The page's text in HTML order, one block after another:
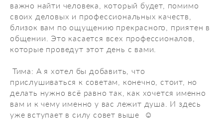
важно найти человека, который будет, помимо
своих деловых и профессиональных качеств,
близок вам по ощущению прекрасного, приятен в
общении. Это касается всех профессионалов,
которые проведут этот день с вами.
Тима: А я хотел бы добавить, что
прислушиваться к советам, конечно, стоит, но
делать нужно всё равно так, как хочется именно
вам и к чему именно у вас лежит душа. И здесь
уже вступает в силу совет выше ☺